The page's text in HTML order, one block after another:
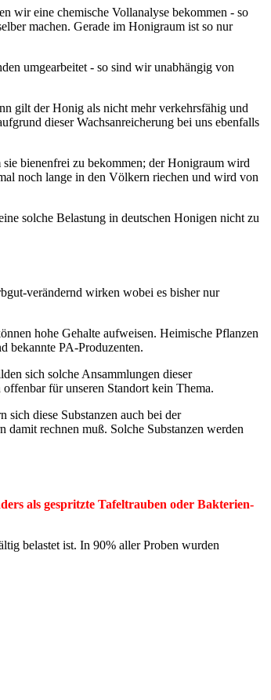
wir eine chemische Vollanalyse bekommen - so
machen. Gerade im Honigraum ist so nur
umgearbeitet - so sind wir unabhängig von
gilt der Honig als nicht mehr verkehrsfähig und
dieser Wachsanreicherung bei uns ebenfalls
bienenfrei zu bekommen; der Honigraum wird
noch lange in den Völkern riechen und wird von
solche Belastung in deutschen Honigen nicht zu
verändernd wirken wobei es bisher nur
hohe Gehalte aufweisen. Heimische Pflanzen
bekannte PA-Produzenten.
sich solche Ansammlungen dieser
für unseren Standort kein Thema.
sich diese Substanzen auch bei der
rechnen muß. Solche Substanzen werden
als gespritzte Tafeltrauben oder Bakterien-
belastet ist. In 90% aller Proben wurden